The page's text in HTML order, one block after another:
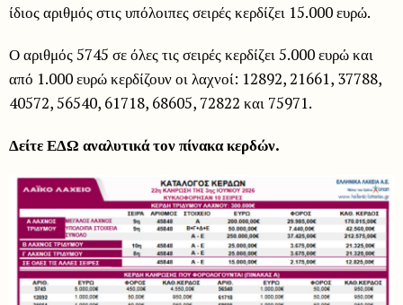
ίδιος αριθμός στις υπόλοιπες σειρές κερδίζει 15.000 ευρώ.
Ο αριθμός 5745 σε όλες τις σειρές κερδίζει 5.000 ευρώ και
από 1.000 ευρώ κερδίζουν οι λαχνοί: 12892, 21661, 37788,
40572, 56540, 61718, 68605, 72822 και 75971.
Δείτε ΕΔΩ αναλυτικά τον πίνακα κερδών.